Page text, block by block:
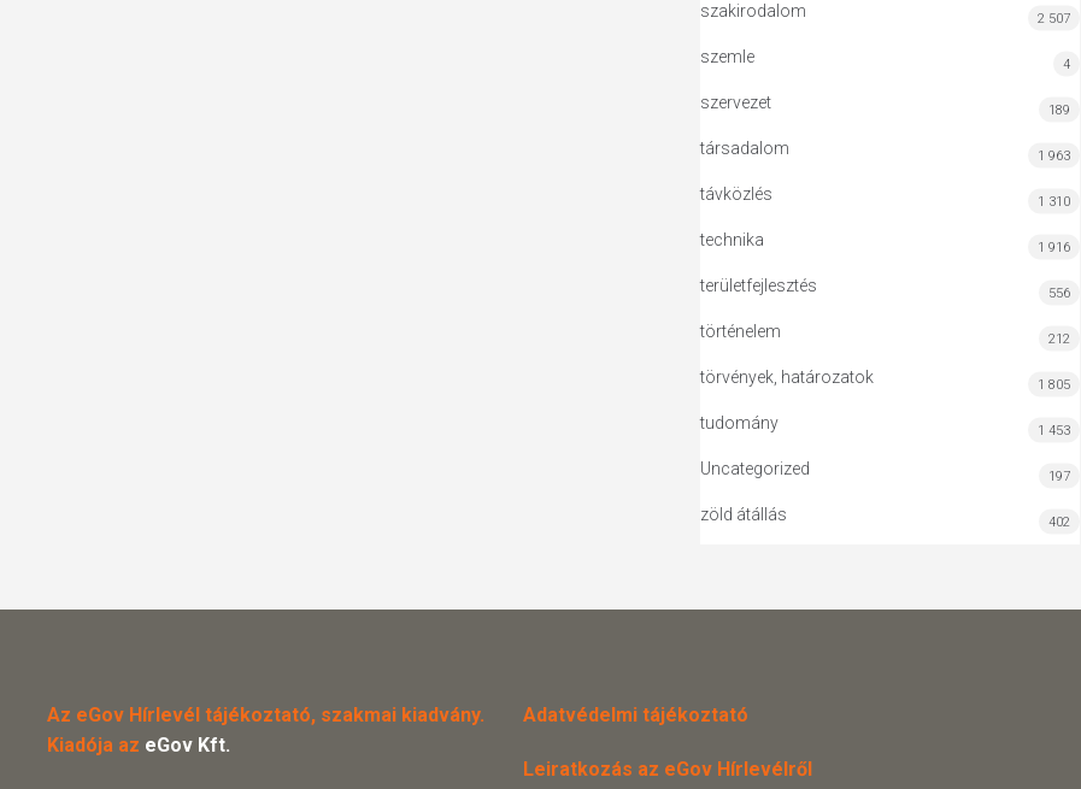
szakirodalom 2 507
szemle 4
szervezet 189
társadalom 1 963
távközlés 1 310
technika 1 916
területfejlesztés 556
történelem 212
törvények, határozatok 1 805
tudomány 1 453
Uncategorized 197
zöld átállás 402
Az eGov Hírlevél tájékoztató, szakmai kiadvány.
Kiadója az eGov Kft.
Adatvédelmi tájékoztató
Leiratkozás az eGov Hírlevélről